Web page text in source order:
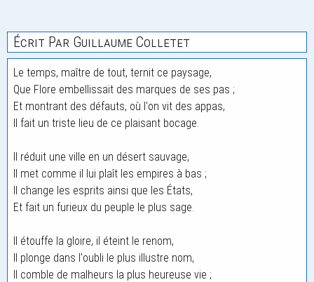
Écrit Par Guillaume Colletet
Le temps, maître de tout, ternit ce paysage,
Que Flore embellissait des marques de ses pas ;
Et montrant des défauts, où l'on vit des appas,
Il fait un triste lieu de ce plaisant bocage.
Il réduit une ville en un désert sauvage,
Il met comme il lui plaît les empires à bas ;
Il change les esprits ainsi que les États,
Et fait un furieux du peuple le plus sage.
Il étouffe la gloire, il éteint le renom,
Il plonge dans l'oubli le plus illustre nom,
Il comble de malheurs la plus heureuse vie ;